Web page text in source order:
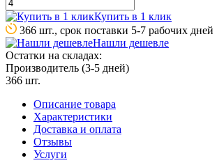
Купить в 1 клик
366 шт., срок поставки 5-7 рабочих дней
Нашли дешевле
Остатки на складах:
Производитель (3-5 дней)
366 шт.
Описание товара
Характеристики
Доставка и оплата
Отзывы
Услуги